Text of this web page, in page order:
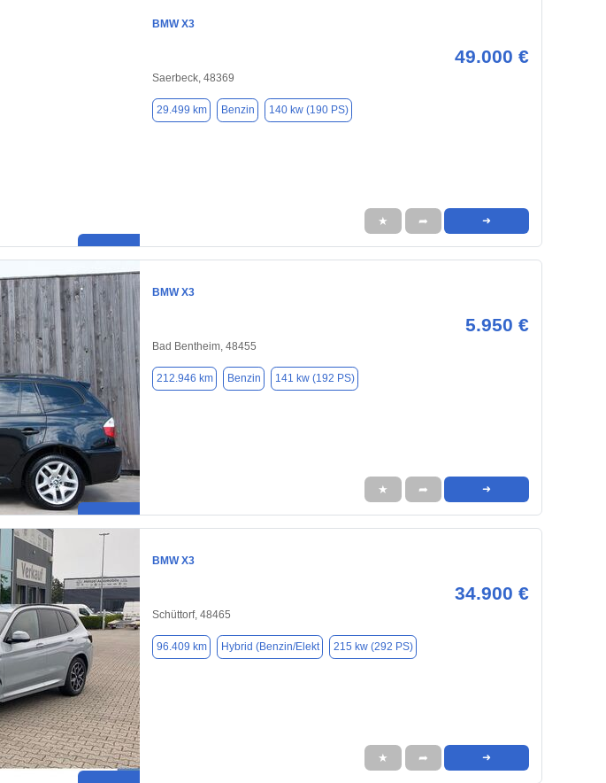
BMW X3
49.000 €
Saerbeck, 48369
29.499 km Benzin 140 kw (190 PS)
★ ➦ ➜
BMW X3
5.950 €
Bad Bentheim, 48455
212.946 km Benzin 141 kw (192 PS)
★ ➦ ➜
BMW X3
34.900 €
Schüttorf, 48465
96.409 km Hybrid (Benzin/Elekt 215 kw (292 PS)
★ ➦ ➜